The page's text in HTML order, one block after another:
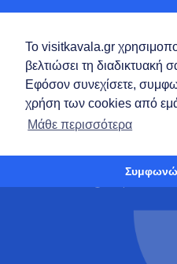
Ανοίξτε τη γραμμή εργαλείων
Το visitkavala.gr
βελτιώσει τη διαδικτυακή
Εφόσον συνεχίσετε,
χρήση των cookies από
Μάθε περισσότερα
Συμφωνώ
ΔΙΣΚΟΥ: ΤΟΥ
ΣΑΒΑΧΟΥ
ΑΣΤΡΟΝ